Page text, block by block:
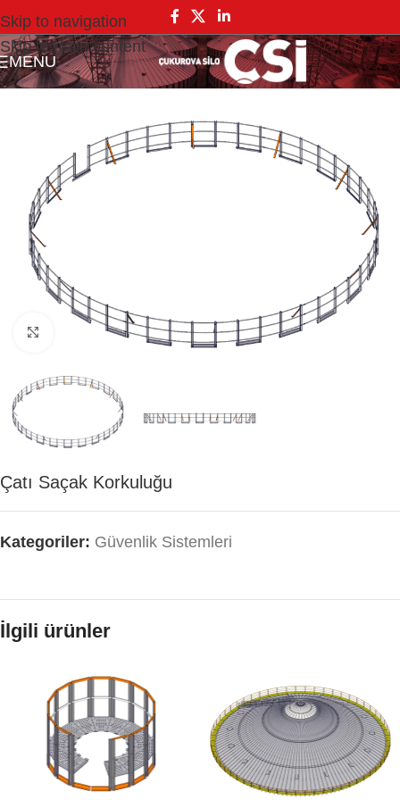
Skip to navigation
Skip to main content
MENU
Click to enlarge
Çatı Saçak Korkuluğu
Kategoriler: Güvenlik Sistemleri
İlgili ürünler